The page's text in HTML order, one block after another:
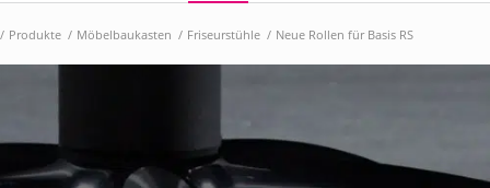
/ Produkte / Möbelbaukasten / Friseurstühle / Neue Rollen für Basis RS